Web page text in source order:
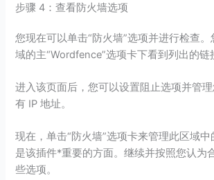
步骤 4：查看防火墙选项
您现在可以单击“防火墙”选项并进行检查
域的主“Wordfence”选项卡下看到列出的链
进入该页面后，您可以设置阻止选项并管
有 IP 地址。
现在，单击“防火墙”选项卡来管理此区域
是该插件*重要的方面。继续并按照您认为
些选项。